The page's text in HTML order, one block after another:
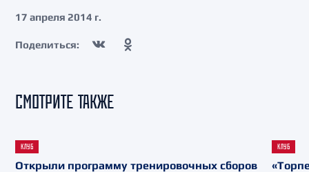
17 апреля 2014 г.
Поделиться:
СМОТРИТЕ ТАКЖЕ
КЛУБ
Открыли программу тренировочных сборов
КЛУБ